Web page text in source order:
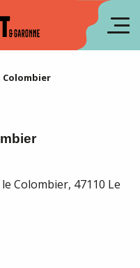
Colombier, 47110 Le